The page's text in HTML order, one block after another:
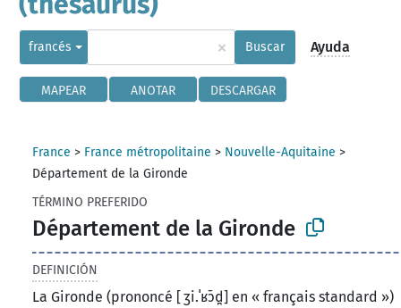
francés × Buscar Ayuda
MAPEAR ANOTAR DESCARGAR
France > France métropolitaine > Nouvelle-Aquitaine >
Département de la Gironde
TÉRMINO PREFERIDO
Département de la Gironde
DEFINICIÓN
La Gironde (prononcé [ ʒi.ˈʁɔ̃d̪] en « français standard »)